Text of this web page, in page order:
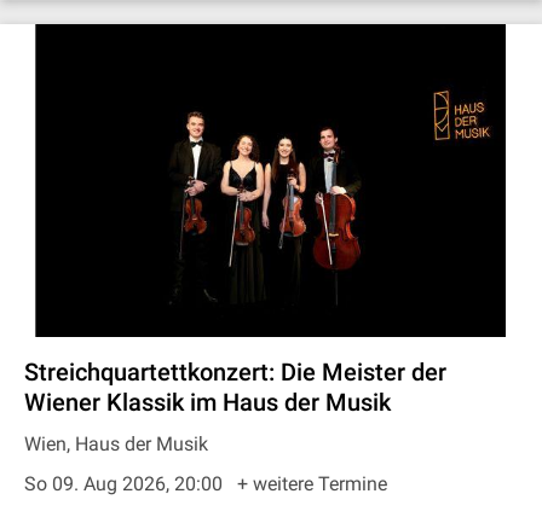
Streichquartettkonzert: Die Meister der
Wiener Klassik im Haus der Musik
Wien, Haus der Musik
So 09. Aug 2026, 20:00
+ weitere Termine